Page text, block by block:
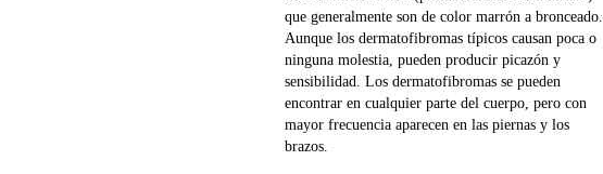
que generalmente son de color marrón a bronceado.
Aunque los dermatofibromas típicos causan poca o
ninguna molestia, pueden producir picazón y
sensibilidad. Los dermatofibromas se pueden
encontrar en cualquier parte del cuerpo, pero con
mayor frecuencia aparecen en las piernas y los
brazos.